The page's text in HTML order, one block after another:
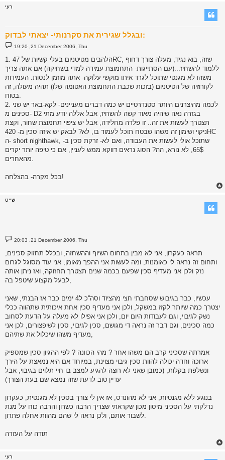
רעי
ובגלל שגירית את סקרנותי- יצאתי לבדוק:
P
o
s
t
19:20 ,21 December 2006, Thu
1. הלהבים מטיטניום בעלי קשיות של 47RC, שזה, בוא נגיד, מעלה צורך דחוף
ללמוד להשחיז...(עם הסתייגות- התחמוצת עמידה למדי בשחיקה) אם אתה צריך
משהו לא מגנטי שתוכל לגרד איתו מוקשי עלוקה- אתה מוזמן לנסות. העמידות
לקורוזיה של הטיטניום (בזכות שכבת התחמוצת האטומה שלו) תהיה מעולה, זה
בטוח.
2. לכמה מהיצרנים היותר סטנדרטיים יש כמה דברים מעניינים- לקא-באר יש שני
סכינים מ- D2 בגזרה נאה שיהיה מאוד קשה להשחיז, אבל אללה יודע מתי
תצטרך לעשות את זה.. זו פלדה מחלידה, אבל יש ציפוי תחמוצת שחור, וקצת
ניקוי ושימון זה משהו שבטח תוכל לעמוד בו, לא? לבאק יש איזה סכין מ- 420HC
ה- short nighthawk, שתוכל אולי לעשות את העבודה, ואם לא- זרקת סכין ב-
65$, לא נורא, הה? הסוג נראים דווקא ממש לעניין, אם כי טיפה יותר יקרים
מהאחרים.
בכל מקרה- בהצלחה!
שייט
P
o
t
20:03 ,21 December 2006, Thu
תראה כעקרון, אני לא מבין בתחום השיוף וההשחזה, ובכלל תחזוק סכינים,
ותחום זה נראה לי כאומנות, ומה לעשות אני ההפך מאומן, אני עוד מסוגל לגרום
נזק ולכן אני מעדיף סכין שפעם בכמה שנים תצטרך תחזוקה, ואז ניתן אותה
עכשיו, כבר בגיבוש שסחבתי חצי מהציוד וסה''כ ל4 ימים כבר אז הבנתי, שאני
יצטרך כמה שיותר לקזז במשקל, ולכן אני מעדיף סכין אחת איכותית שתהווה ככלי
נשק לגיבוי, וגם לעבודות היום יום, ולכן אני אפילו לא מעלה על הדעת לסחוב
כמה סכינים, וגם דבר זה נראה די מגושם, סכין לגיבוי, סכין לשיפצורים, לכן אני
אמרתה שסכיני קרב הם משהו אחר ? מהי הכוונה ? לפי ההגיון סכין שמספיק
ארוכה וחדה יכולה להוות סכין גיבוי מצוינת, במיוחד אם היא נמאצת על הירך
ונשלפת בקלות, (כמובן שאני לא רוצה להגיע למצב בו חיי תלוים בגיבוי, אבל
עדיין טוב לדעת שזה נמצא שם בעת הצורך)
בנוגע ללא מגנטיות, אני לא מהונדס, אז אין לי צורך בסכין לא מגנטית, כעקרון
נדלקתי על הסכיני מיסון מכון שקראתי שצריך הרבה כשרון והרבה כוח על מנת
תודה על העזרה
רעי